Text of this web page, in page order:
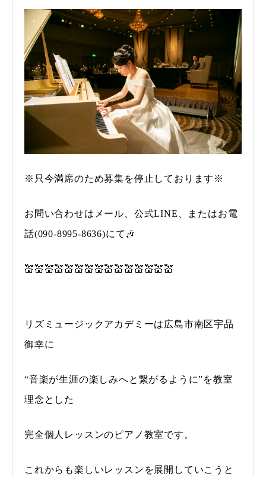
※只今満席のため募集を停止しております※
お問い合わせはメール、公式LINE、またはお電
話(090-8995-8636)にて🎶
💒💒💒💒💒💒💒💒💒💒💒💒💒💒💒
リズミュージックアカデミーは広島市南区宇品
御幸に
“音楽が生涯の楽しみへと繋がるように”を教室
理念とした
完全個人レッスンのピアノ教室です。
これからも楽しいレッスンを展開していこうと